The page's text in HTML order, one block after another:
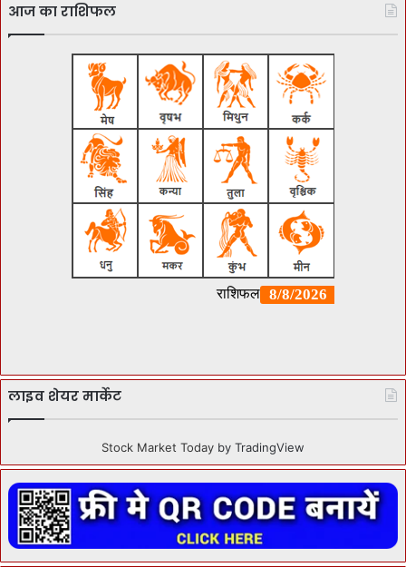
आज का राशिफल
लाइव शेयर मार्केट
Stock Market Today by TradingView